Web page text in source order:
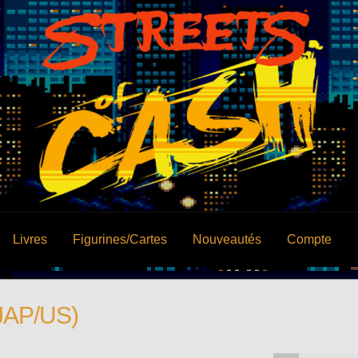
Livres Figurines/Cartes Nouveautés Compte
US)